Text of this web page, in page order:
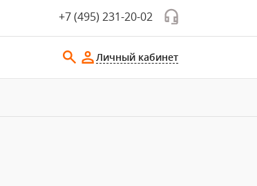
+7 (495) 231-20-02
Личный кабинет